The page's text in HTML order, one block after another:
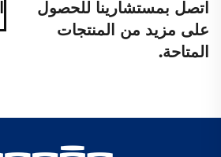
اتصل بمستشارينا للحصول
على مزيد من المنتجات
المتاحة.